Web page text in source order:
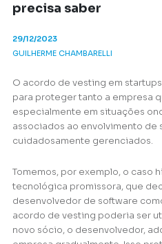
precisa saber
29/12/2023
GUILHERME CHAMBARELLI
O acordo de vesting em
para proteger tanto a empresa
especialmente em situações
associados ao envolvimento de
cuidadosamente gerenciados.
Tomemos, por exemplo, o caso
tecnológica promissora, que
desenvolvedor de software
acordo de vesting poderia ser
novo sócio, o desenvolvedor,